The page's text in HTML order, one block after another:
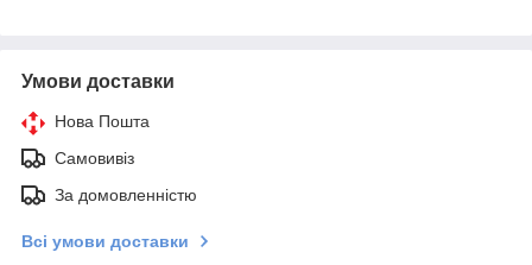
Умови доставки
Нова Пошта
Самовивіз
За домовленністю
Всі умови доставки